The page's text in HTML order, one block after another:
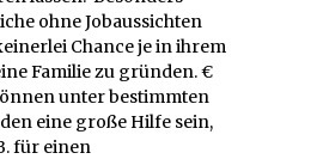
ohne Jobaussichten
Chance je in ihrem
Familie zu gründen. €
unter bestimmten
eine große Hilfe sein,
für einen